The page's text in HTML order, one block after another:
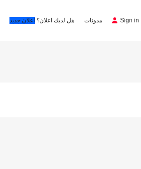
هل لديك اعلان؟ اعلان جديد مدونات Sign in